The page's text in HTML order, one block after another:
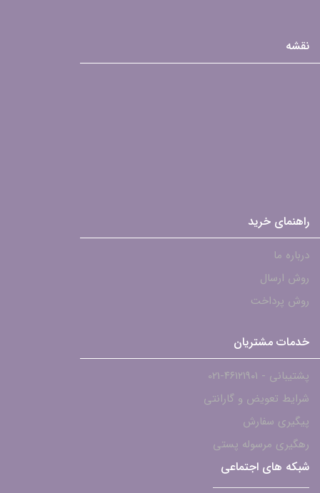
نقشه
راهنمای خرید
درباره ما
روش ارسال
روش پرداخت
خدمات مشتریان
پشتیبانی - ۴۶۱۲۱۹۰۱-021
شرایط تعویض و گارانتی
پیگیری سفارش
رهگیری مرسوله پستی
شبکه های اجتماعی